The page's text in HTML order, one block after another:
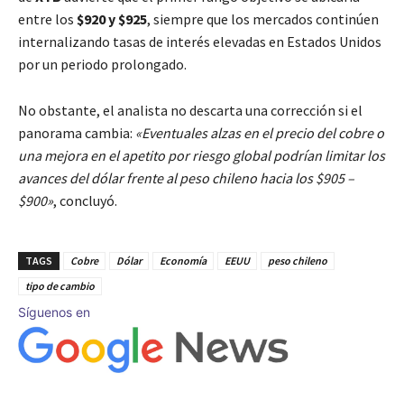
entre los $920 y $925, siempre que los mercados continúen
internalizando tasas de interés elevadas en Estados Unidos
por un periodo prolongado.
No obstante, el analista no descarta una corrección si el
panorama cambia: «Eventuales alzas en el precio del cobre o
una mejora en el apetito por riesgo global podrían limitar los
avances del dólar frente al peso chileno hacia los $905 –
$900», concluyó.
TAGS Cobre Dólar Economía EEUU
peso chileno
tipo de cambio
Síguenos en